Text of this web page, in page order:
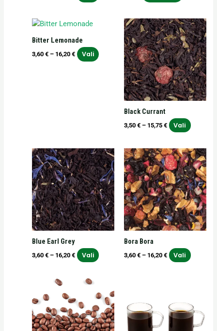
Bitter Lemonade
3,60€ – 16,20€
Hinnavahemik:
kuni
16,20 €
Vali mitu
varianti.
Valikuid
tootelehel.Black Currant
3,50 € – 15,75 €
Hinnavahemik:
3,50 €
kuni
15,75 €
Vali
Sellel
tootel
on
mitu
varianti.
Valikuid
saab
teha
Blue Earl Grey
3,60€ – 16,20€
Hinnavahemik:
3,60 €
kuni
16,20 €
Vali
Sellel
tootel
on
mitu
varianti.
Valikuid
saab
teha
tootelehel.Bora Bora
3,60 € – 16,20 €
Hinnavahemik:
3,60 €
kuni
16,20 €
Vali
Sellel
tootel
on
mitu
varianti.
Valikuid
saab
teha
Hinnavahemik:
kuni
18,00 €
tootel
on
mitu
varianti.